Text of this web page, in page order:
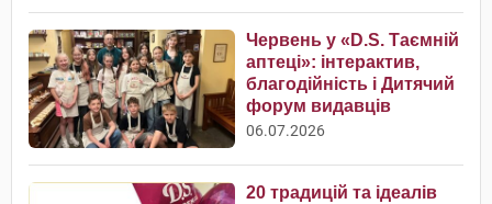
Червень у «D.S. Таємній
аптеці»: інтерактив,
благодійність і Дитячий
форум видавців
06.07.2026
20 традицій та ідеалів